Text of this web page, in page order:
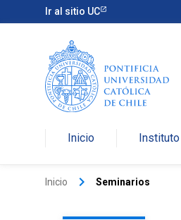
Ir al sitio UC
Inicio Instituto
Inicio keyboard_arrow_right Seminarios